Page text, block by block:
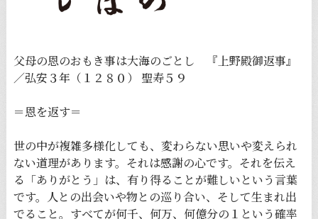
父母の恩のおもき事は大海のごとし 『上野殿御返事』
／弘安３年（１２８０） 聖寿５９
＝恩を返す＝
世の中が複雑多様化しても、変わらない思いや変えられ
ない道理があります。それは感謝の心です。それを伝え
る「ありがとう」は、有り得ることが難しいという言葉
です。人との出会いや物との巡り合い、そして生まれ出
でること。すべてが何千、何万、何億分の１という確率